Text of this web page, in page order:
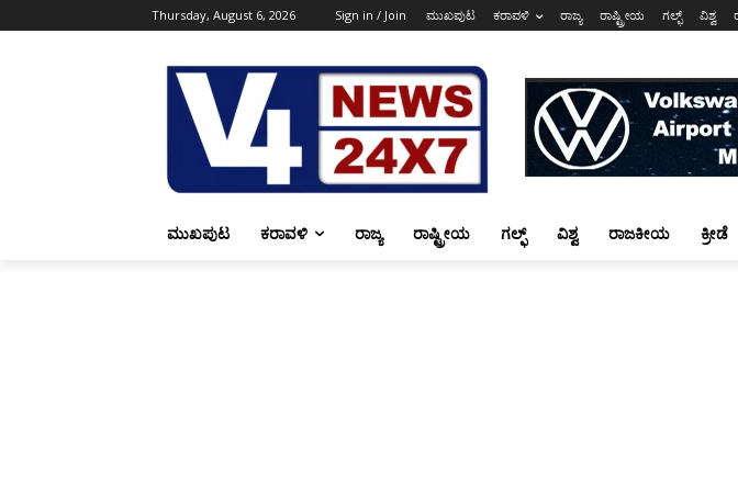
Thursday, August 6, 2026 Sign in / Join ಮುಖಪುಟ ಕರಾವಳಿ ರಾಜ್ಯ ರಾಷ್ಟ್ರೀಯ ಗಲ್ಫ್ ವಿಶ್ವ
ಮುಖಪುಟ ಕರಾವಳಿ ರಾಜ್ಯ ರಾಷ್ಟ್ರೀಯ ಗಲ್ಫ್ ವಿಶ್ವ ರಾಜಕೀಯ ಕ್ರೀಡೆ